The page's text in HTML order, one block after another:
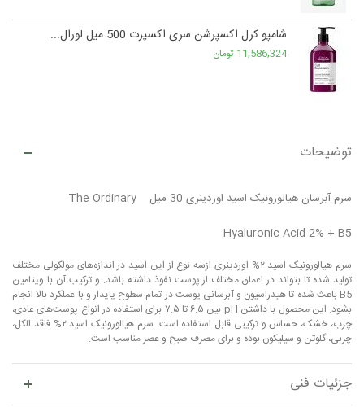
شامپو کرل اکسپرشن سری اکسپرت 500 میل لورال...
11,586,324 تومان
توضیحات
سرم آبرسان هیالورونیک اسید اوردینری 30 میل The Ordinary
Hyaluronic Acid 2% + B5
سرم هیالورونیک اسید ۲% اوردینری ازسه نوع از این اسید در اندازه‌های مولکولی مختلف
تولید شده تا بتواند در اعماق مختلف از پوست نفوذ داشته باشد. و ترکیب آن با ویتامین
B5 باعث شده تا هیدراسیون و آبرسانی پوست در تمام سطوح پایدار و با عملکرد بالا انجام
بشود. این محصول با داشتن pH بین ۶.۵ تا ۷.۵ برای استفاده در انواع پوست‌های عادی،
چرب، خشک، حساس و ترکیبی قابل استفاده است. سرم هیالورونیک اسید ۲% فاقد الکل،
چربی، گلوتن و سیلیکون بوده و برای مصرف صبح و عصر مناسب است.
جزئیات فنی